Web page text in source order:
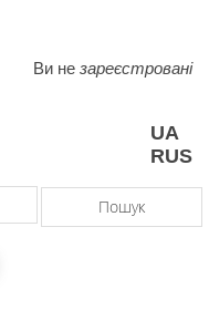
UA
RUS
Пошук
Ви не зареєстровані